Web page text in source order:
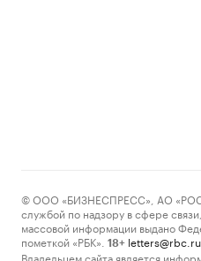
© ООО «БИЗНЕСПРЕСС», АО
службой по надзору в сфере
массовой информации выдано
пометкой «РБК».
18+ letters@rbc.ru
Владельцем сайта является